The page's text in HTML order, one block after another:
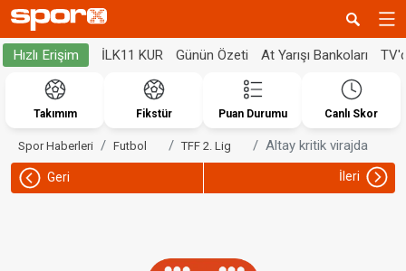
Hızlı Erişim İLK11 KUR Günün Özeti At Yarışı Bankoları
Takımım Fikstür Puan Durumu Canlı Skor
Spor Haberleri Futbol TFF 2. Lig Altay kritik virajda
Geri İleri